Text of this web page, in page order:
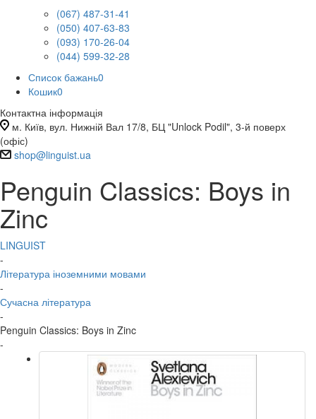
(067) 487-31-41
(050) 407-63-83
(093) 170-26-04
(044) 599-32-28
Список бажань0
Кошик0
Контактна інформація
м. Київ, вул. Нижній Вал 17/8, БЦ "Unlock Podil", 3-й поверх
(офіс)
shop@linguist.ua
Penguin Classics: Boys in
Zinc
LINGUIST
-
Література іноземними мовами
-
Сучасна література
-
Penguin Classics: Boys in Zinc
-